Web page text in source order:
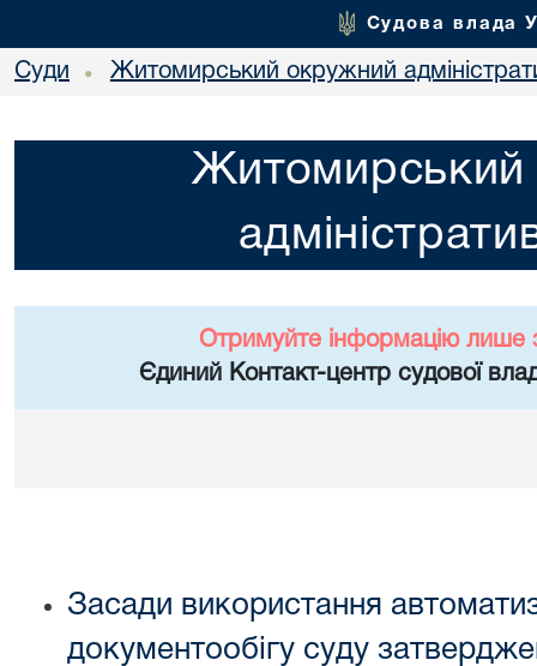
Судова влада
Суди • Житомирський окружний
Житомирський
Отримуйте інформацію лише
Єдиний Контакт-центр судової
Засади використання
документообігу суду